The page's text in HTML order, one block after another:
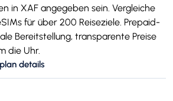
in XAF angegeben sein. Vergleiche
für über 200 Reiseziele. Prepaid-
Bereitstellung, transparente Preise
die Uhr.
details